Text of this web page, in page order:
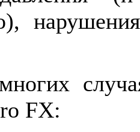
FX: